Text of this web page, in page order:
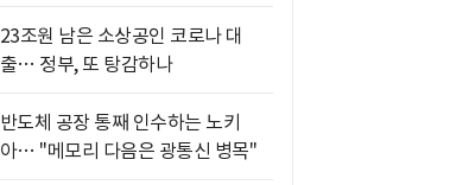
23조원 남은 소상공인 코로나 대
출… 정부, 또 탕감하나
반도체 공장 통째 인수하는 노키
아… "메모리 다음은 광통신 병목"